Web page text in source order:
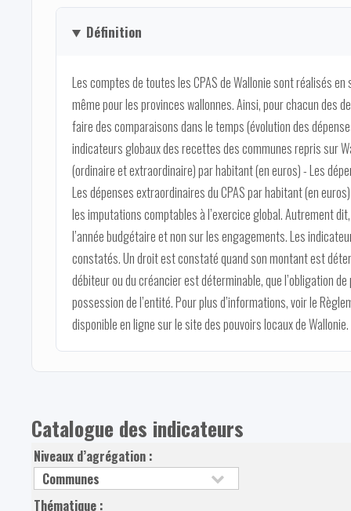
Définition
Les comptes de toutes les CPAS de Wallonie sont réalisés
même pour les provinces wallonnes. Ainsi, pour chacun des
faire des comparaisons dans le temps (évolution des
indicateurs globaux des recettes des communes repris sur
(ordinaire et extraordinaire) par habitant (en euros) - Les
Les dépenses extraordinaires du CPAS par habitant (en
les imputations comptables à l’exercice global. Autrement
l’année budgétaire et non sur les engagements. Les
constatés. Un droit est constaté quand son montant est
débiteur ou du créancier est déterminable, que l’obligation
possession de l’entité. Pour plus d’informations, voir le
disponible en ligne sur le site des pouvoirs locaux de Wallonie.
Catalogue des indicateurs
Niveaux d’agrégation :
Thématique :